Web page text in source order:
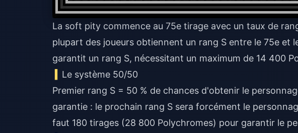
La soft pity commence au 75e tirage avec un taux de
plupart des joueurs obtiennent un rang S entre le 75e et
garantit un rang S, nécessitant un maximum de 14 400
Le système 50/50
Premier rang S = 50 % de chances d'obtenir le
garantie : le prochain rang S sera forcément le
faut 180 tirages (28 800 Polychromes) pour garantir le